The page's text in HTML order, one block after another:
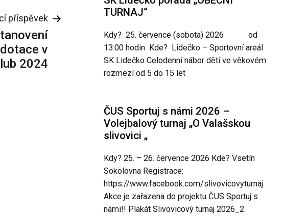
příspěvek
v
2024
TURNAJ“
Kdy? 25. července (sobota) 2026 od
13:00 hodin Kde? Lidečko – Sportovní areál
SK Lidečko Celodenní nábor dětí ve věkovém
rozmezí od 5 do 15 let
ČUS Sportuj s námi 2026 –
Volejbalový turnaj „O Valašskou
slivovici „
Kdy? 25. – 26. července 2026 Kde? Vsetín
Sokolovna Registrace:
https://www.facebook.com/slivovicovyturnaj
Akce je zařazena do projektu ČUS Sportuj s
námi!! Plakát Slivovicový turnaj 2026_2